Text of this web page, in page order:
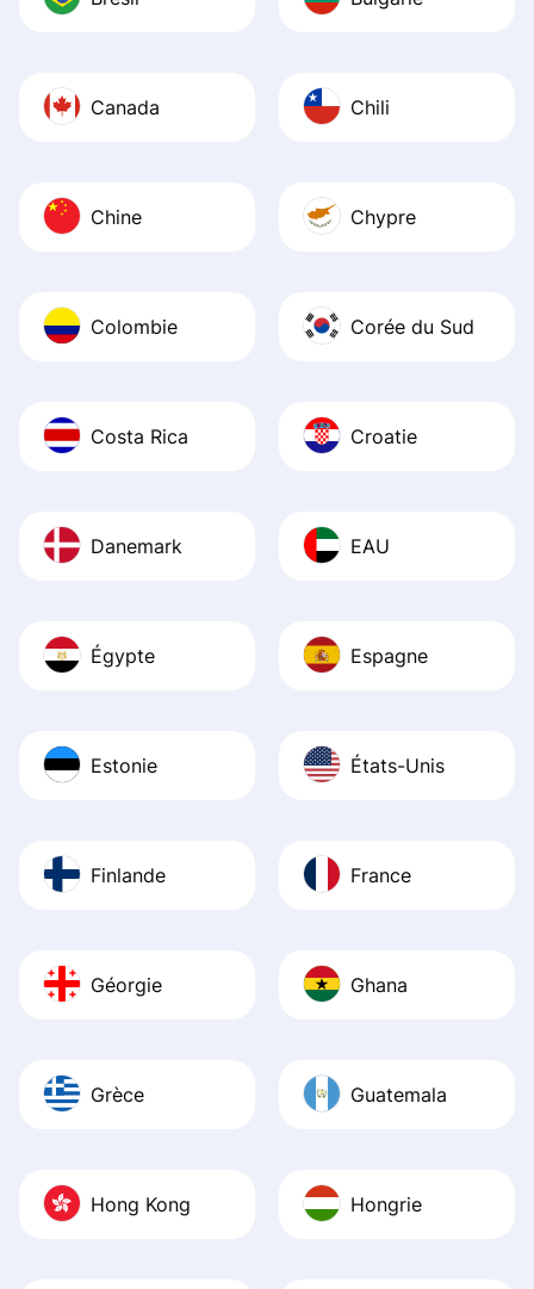
Canada Chili
Chine Chypre
Colombie Corée du Sud
Costa Rica Croatie
Danemark EAU
Égypte Espagne
Estonie États-Unis
Finlande France
Géorgie Ghana
Grèce Guatemala
Hong Kong Hongrie